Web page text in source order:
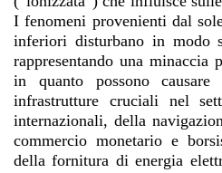
I fenomeni provenienti dal
inferiori disturbano in modo
rappresentando una minaccia
in quanto possono
infrastrutture cruciali nel
internazionali, della
commercio monetario e
della fornitura di energia